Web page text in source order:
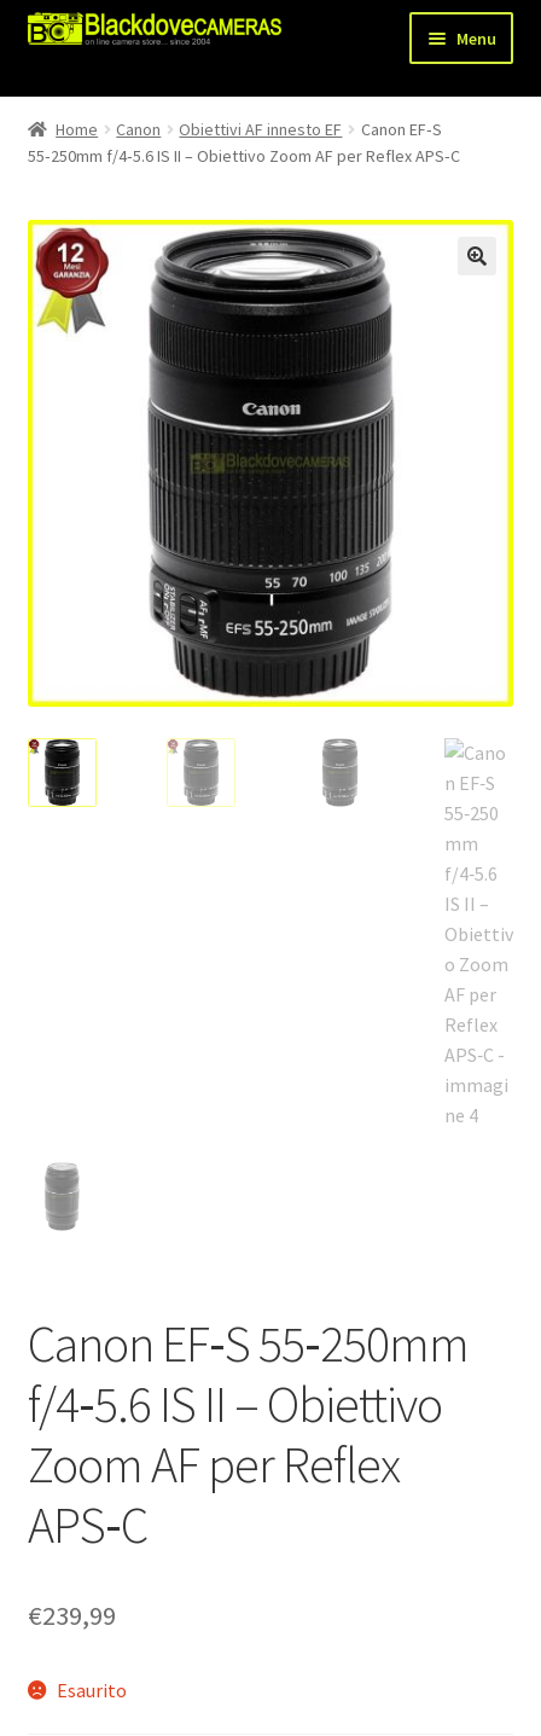
Vai
Vai
Menu
Chi siamo
Shop
menu
child
Spedizioni
Metodi di pagamento
Home Canon Obiettivi AF innesto EF
Canon EF‑S
55‑250mm f/4‑5.6 IS II – Obiettivo Zoom AF per Reflex APS‑C
Canon EF‑S 55‑250mm
f/4‑5.6 IS II – Obiettivo
Zoom AF per Reflex
APS‑C
€239,99
Esaurito